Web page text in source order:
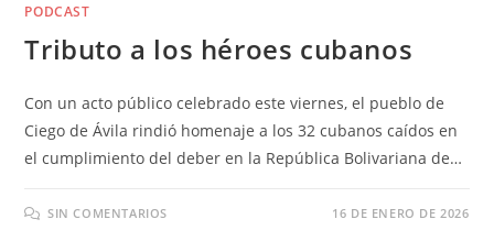
PODCAST
Tributo a los héroes cubanos
Con un acto público celebrado este viernes, el pueblo de
Ciego de Ávila rindió homenaje a los 32 cubanos caídos en
el cumplimiento del deber en la República Bolivariana de…
SIN COMENTARIOS 16 DE ENERO DE 2026